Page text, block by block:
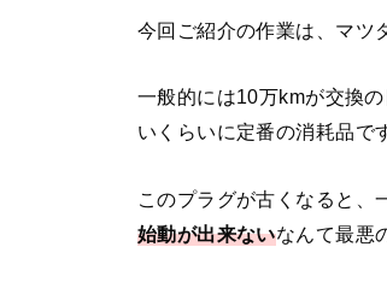
今回ご紹介の作業は、マツ
一般的には10万kmが交換
いくらいに定番の消耗品で
このプラグが古くなると、
始動が出来ないなんて最悪